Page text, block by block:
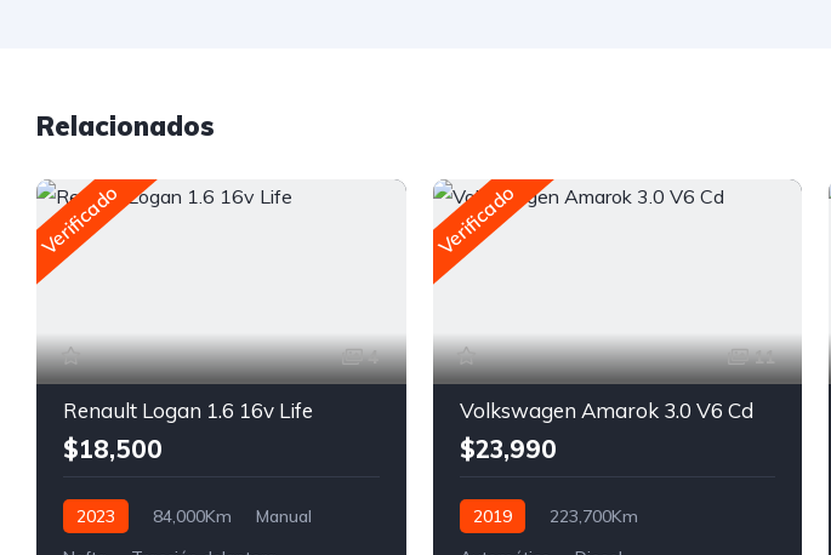
Relacionados
Verificado
4
Renault Logan 1.6 16v Life
$18,500
2023 84,000Km
Manual
Verificado
11
Volkswagen Amarok 3.0 V6 Cd
$23,990
2019
223,700Km